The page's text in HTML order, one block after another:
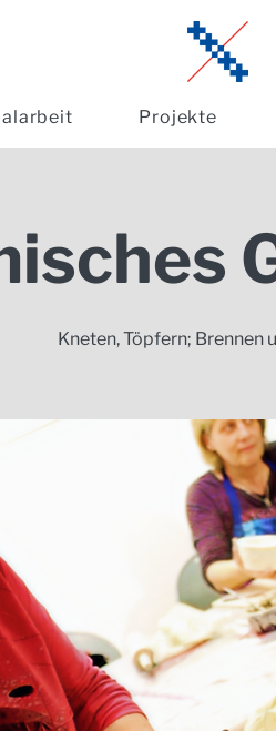
Projekte
Kneten, Töpfern; Brennen